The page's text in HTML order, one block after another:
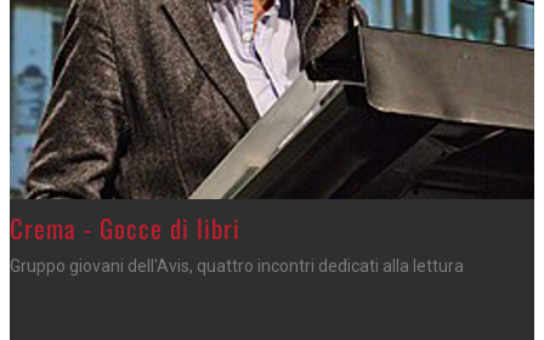
Crema - Gocce di libri
Gruppo giovani dell'Avis, quattro incontri dedicati alla lettura